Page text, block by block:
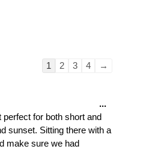
Navigation
1 2 3 4
→
for both short and
sunset. Sitting there with a
make sure we had
...